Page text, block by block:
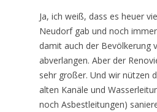
Ja, ich weiß, dass es heuer
Neudorf gab und noch
damit auch der Bevölkerung
abverlangen. Aber der
sehr großer. Und wir nützen
alten Kanäle und
noch Asbestleitungen)